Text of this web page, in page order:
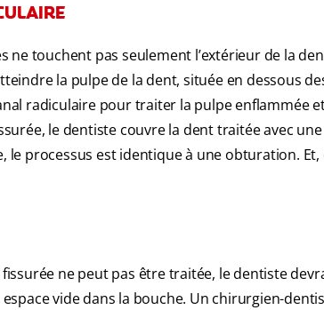
ne touchent pas seulement l’extérieur de la
la pulpe de la dent, située en dessous
radiculaire pour traiter la pulpe enflammée
le dentiste couvre la dent traitée avec
le processus est identique à une obturation.
ne peut pas être traitée, le dentiste
espace vide dans la bouche. Un chirurgien-